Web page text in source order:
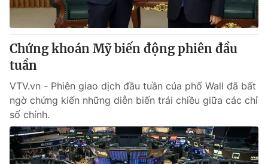
Chứng khoán Mỹ biến động phiên đầu
tuần
VTV.vn - Phiên giao dịch đầu tuần của phố Wall đã bất
ngờ chứng kiến những diễn biến trái chiều giữa các chỉ
số chính.